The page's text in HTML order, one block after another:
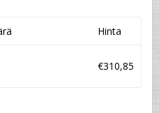
Hinta
€310,85